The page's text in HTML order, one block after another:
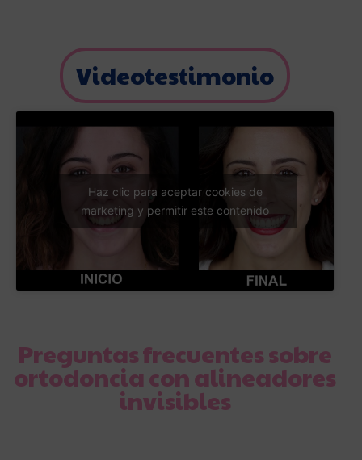
Videotestimonio
Haz clic para aceptar cookies de
marketing y permitir este contenido
Preguntas frecuentes sobre
ortodoncia con alineadores
invisibles